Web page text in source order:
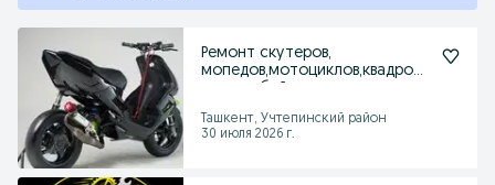
Ремонт скутеров,
мопедов,мотоциклов,квадроци
Ташкент, Учтепинский район
30 июля 2026 г.